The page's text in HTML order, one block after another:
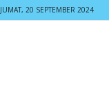
JUMAT, 20 SEPTEMBER 2024